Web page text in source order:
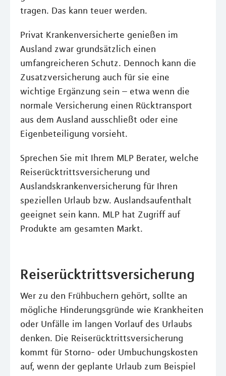
tragen. Das kann teuer werden.
Privat Krankenversicherte genießen im
Ausland zwar grundsätzlich einen
umfangreicheren Schutz. Dennoch kann die
Zusatzversicherung auch für sie eine
wichtige Ergänzung sein – etwa wenn die
normale Versicherung einen Rücktransport
aus dem Ausland ausschließt oder eine
Eigenbeteiligung vorsieht.
Sprechen Sie mit Ihrem MLP Berater, welche
Reiserücktrittsversicherung und
Auslandskrankenversicherung für Ihren
speziellen Urlaub bzw. Auslandsaufenthalt
geeignet sein kann. MLP hat Zugriff auf
Produkte am gesamten Markt.
Reiserücktrittsversicherung
Wer zu den Frühbuchern gehört, sollte an
mögliche Hinderungsgründe wie Krankheiten
oder Unfälle im langen Vorlauf des Urlaubs
denken. Die Reiserücktrittsversicherung
kommt für Storno- oder Umbuchungskosten
auf, wenn der geplante Urlaub zum Beispiel